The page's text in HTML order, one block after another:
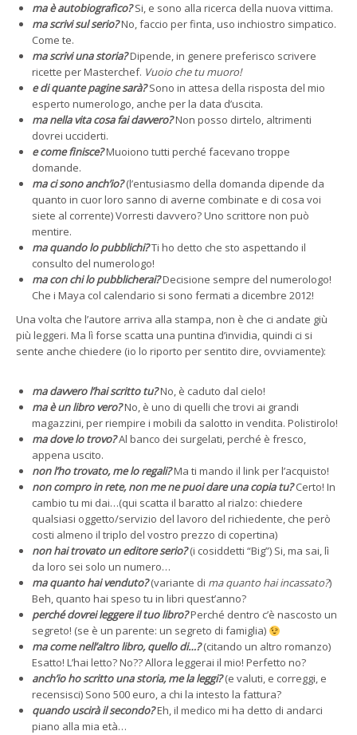
ma è autobiografico?Si, e sono alla ricerca della nuova vittima.
ma scrivi sul serio?No, faccio per finta, uso inchiostro simpatico.
Come te.
ma scrivi una storia?Dipende, in genere preferisco scrivere
ricette per Masterchef. Vuoio che tu muoro!
e di quante pagine sarà?Sono in attesa della risposta del mio
esperto numerologo, anche per la data d’uscita.
ma nella vita cosa fai davvero?Non posso dirtelo, altrimenti
dovrei ucciderti.
e come finisce?Muoiono tutti perché facevano troppe
domande.
ma ci sono anch’io?(l’entusiasmo della domanda dipende da
quanto in cuor loro sanno di averne combinate e di cosa voi
siete al corrente) Vorresti davvero? Uno scrittore non può
mentire.
ma quando lo pubblichi?Ti ho detto che sto aspettando il
consulto del numerologo!
ma con chi lo pubblicherai?Decisione sempre del numerologo!
Che i Maya col calendario si sono fermati a dicembre 2012!
Una volta che l’autore arriva alla stampa, non è che ci andate giù
più leggeri. Ma lì forse scatta una puntina d’invidia, quindi ci si
sente anche chiedere (io lo riporto per sentito dire, ovviamente):
ma davvero l’hai scritto tu?No, è caduto dal cielo!
ma è un libro vero?No, è uno di quelli che trovi ai grandi
magazzini, per riempire i mobili da salotto in vendita. Polistirolo!
ma dove lo trovo?Al banco dei surgelati, perché è fresco,
appena uscito.
non l’ho trovato, me lo regali?Ma ti mando il link per l’acquisto!
non compro in rete, non me ne puoi dare una copia tu?Certo! In
cambio tu mi dai…(qui scatta il baratto al rialzo: chiedere
qualsiasi oggetto/servizio del lavoro del richiedente, che però
costi almeno il triplo del vostro prezzo di copertina)
non hai trovato un editore serio?(i cosiddetti “Big”) Si, ma sai, lì
da loro sei solo un numero…
ma quanto hai venduto?(variante di ma quanto hai incassato?)
Beh, quanto hai speso tu in libri quest’anno?
perché dovrei leggere il tuo libro?Perché dentro c’è nascosto un
segreto! (se è un parente: un segreto di famiglia)
ma come nell’altro libro, quello di…?(citando un altro romanzo)
Esatto! L’hai letto? No?? Allora leggerai il mio! Perfetto no?
anch’io ho scritto una storia, me la leggi?(e valuti, e correggi, e
recensisci) Sono 500 euro, a chi la intesto la fattura?
quando uscirà il secondo?Eh, il medico mi ha detto di andarci
piano alla mia età…